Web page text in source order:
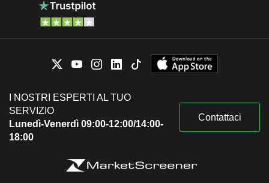
I NOSTRI ESPERTI AL TUO
SERVIZIO
Lunedì-Venerdì 09:00-12:00/14:00-
18:00
Contattaci